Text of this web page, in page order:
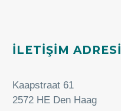
İLETİŞİM ADRESİ
Kaapstraat 61
2572 HE Den Haag